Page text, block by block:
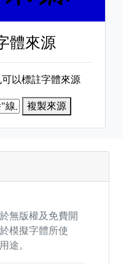
體來源
以標註字體來源
複製來源
無版權及免費開
模擬字體所使
途。